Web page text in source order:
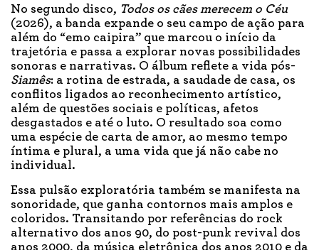
No segundo disco, Todos os cães merecem o Céu
(2026), a banda expande o seu campo de ação para
além do “emo caipira” que marcou o início da
trajetória e passa a explorar novas possibilidades
sonoras e narrativas. O álbum reflete a vida pós-
Siamês: a rotina de estrada, a saudade de casa, os
conflitos ligados ao reconhecimento artístico,
além de questões sociais e políticas, afetos
desgastados e até o luto. O resultado soa como
uma espécie de carta de amor, ao mesmo tempo
íntima e plural, a uma vida que já não cabe no
individual.
Essa pulsão exploratória também se manifesta na
sonoridade, que ganha contornos mais amplos e
coloridos. Transitando por referências do rock
alternativo dos anos 90, do post-punk revival dos
anos 2000, da música eletrônica dos anos 2010 e da